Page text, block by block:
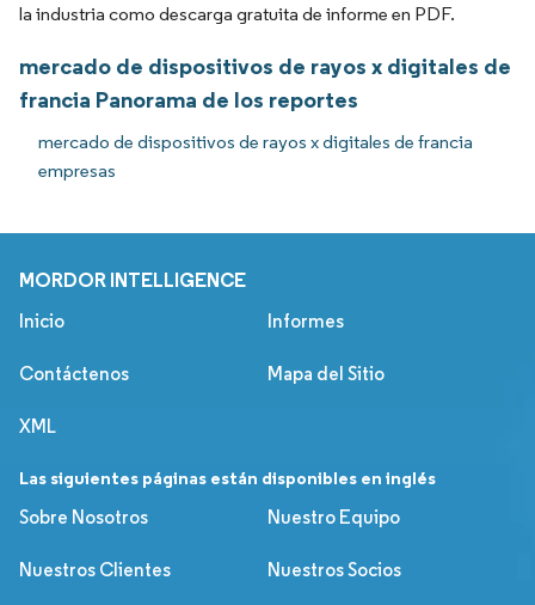
la industria como descarga gratuita de informe en PDF.
mercado de dispositivos de rayos x digitales de
francia Panorama de los reportes
mercado de dispositivos de rayos x digitales de francia
empresas
MORDOR INTELLIGENCE
Inicio Informes
Contáctenos Mapa del Sitio
XML
Las siguientes páginas están disponibles en inglés
Sobre Nosotros
Nuestro Equipo
Nuestros Clientes Nuestros Socios